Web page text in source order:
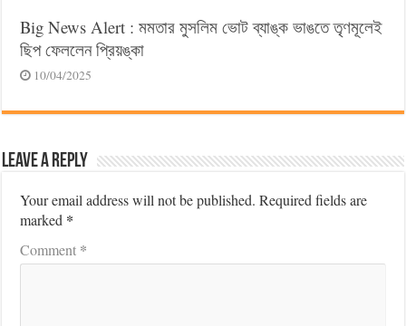
Big News Alert : মমতার মুসলিম ভোট ব্যাঙ্ক ভাঙতে তৃণমূলেই
ছিপ ফেললেন প্রিয়ঙ্কা
10/04/2025
Leave a Reply
Your email address will not be published. Required fields are
marked *
Comment *